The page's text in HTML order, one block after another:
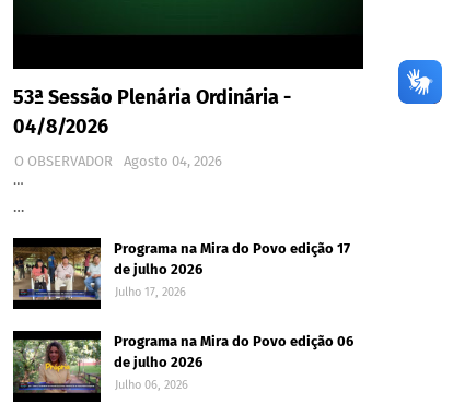
53ª Sessão Plenária Ordinária -
04/8/2026
O OBSERVADOR
Agosto 04, 2026
…
…
Programa na Mira do Povo edição 17
de julho 2026
Julho 17, 2026
Programa na Mira do Povo edição 06
de julho 2026
Julho 06, 2026